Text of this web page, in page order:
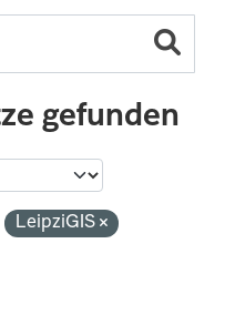
gefunden
LeipziGIS